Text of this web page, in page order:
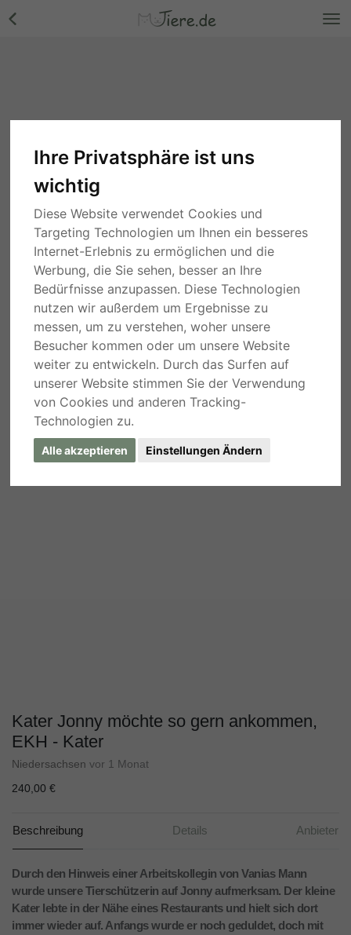
Ihre Privatsphäre ist uns
wichtig
Diese Website verwendet Cookies und
Targeting Technologien um Ihnen ein besseres
Internet-Erlebnis zu ermöglichen und die
Werbung, die Sie sehen, besser an Ihre
Bedürfnisse anzupassen. Diese Technologien
nutzen wir außerdem um Ergebnisse zu
messen, um zu verstehen, woher unsere
Besucher kommen oder um unsere Website
weiter zu entwickeln. Durch das Surfen auf
unserer Website stimmen Sie der Verwendung
von Cookies und anderen Tracking-
Technologien zu.
Alle akzeptieren Einstellungen Ändern
Kater Jonny möchte so gern ankommen,
EKH - Kater
Niedersachsen vor 1 Monat
240,00 €
Beschreibung Details Anbieter
Durch den Hinweis einer Arbeitskollegin von Vanias Mann
wurde unsere Tierschützerin auf Jonny aufmerksam. Der kleine
Kater lebte in der Nähe eines Restaurants und hielt sich dort
immer wieder auf. Anfangs wurde er noch geduldet, doch mit